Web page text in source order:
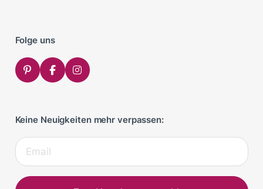
Folge uns
Keine Neuigkeiten mehr verpassen: